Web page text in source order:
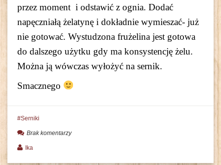
przez moment i odstawić z ognia. Dodać
napęczniałą żelatynę i dokładnie wymieszać- już
nie gotować. Wystudzona frużelina jest gotowa
do dalszego użytku gdy ma konsystencję żelu.
Można ją wówczas wyłożyć na sernik.
Smacznego
Serniki
Brak komentarzy
Ika